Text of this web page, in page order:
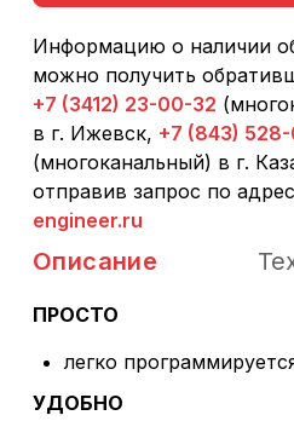
Информацию о наличии
можно получить
+7 (3412) 23-00-32
в г. Ижевск, +7 (843) 528-
(многоканальный) в г.
отправив запрос по
engineer.ru
Описание
ПРОСТО
легко
УДОБНО